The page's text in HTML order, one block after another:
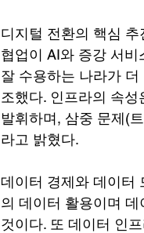
디지털 전환의 핵심
협업이 AI와 증강 서
잘 수용하는 나라가
조했다. 인프라의 속
발휘하며, 삼중 문제(
라고 밝혔다.
데이터 경제와 데이터
의 데이터 활용이며
것이다. 또 데이터 인